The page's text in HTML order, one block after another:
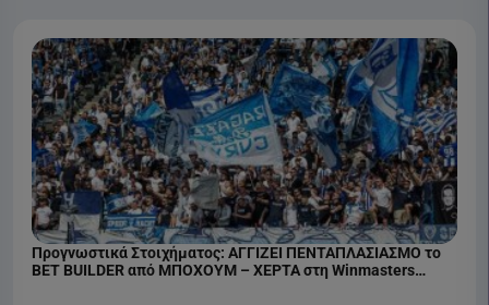
Προγνωστικά Στοιχήματος: ΑΓΓΙΖΕΙ ΠΕΝΤΑΠΛΑΣΙΑΣΜΟ το
BET BUILDER από ΜΠΟΧΟΥΜ – ΧΕΡΤΑ στη Winmasters